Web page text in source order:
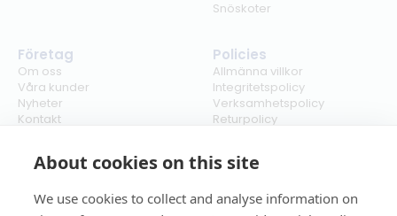
About cookies on this site
We use cookies to collect and analyse information on
Snöskoter
Företag
Om oss
Våra kunder
Nyheter
Kontakt
Policies
Allmänna villkor
Integritetspolicy
Verksamhetspolicy
Returpolicy
Cookies